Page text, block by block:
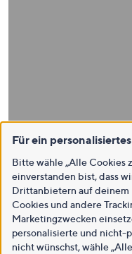
Für ein
Bitte wähle „Alle Cookies
einverstanden bist, dass
Drittanbietern auf
Cookies und andere
Marketingzwecken
personalisierte und nicht-
nicht wünschst, wähle